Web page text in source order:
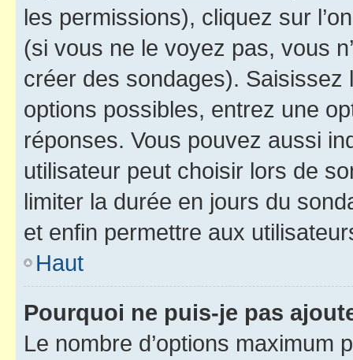
les permissions), cliquez sur
(si vous ne le voyez pas, vous
créer des sondages).
options possibles, entrez une
réponses. Vous pouvez aussi
utilisateur peut choisir lors de
limiter la durée en jours du
et enfin permettre aux
Haut
Pourquoi ne puis-je pas
Le nombre d’options maximum